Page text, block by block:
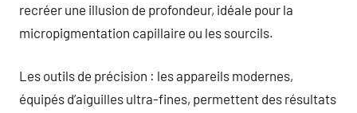
recréer une illusion de profondeur, idéale pour la
micropigmentation capillaire ou les sourcils.
Les outils de précision : les appareils modernes,
équipés d’aiguilles ultra-fines, permettent des résultats